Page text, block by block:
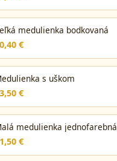
medulienka bodkovaná
€
s uškom
€
medulienka jednofarebná
€